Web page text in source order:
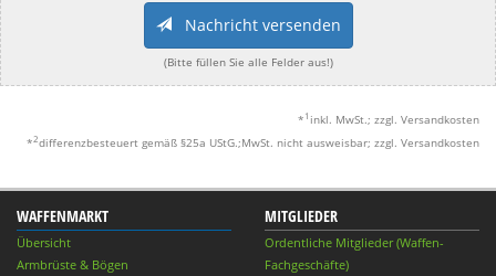
Nachricht versenden
(Bitte füllen Sie alle Felder aus!)
* 1 inkl. MwSt.; zzgl. Versandkosten
*2differenzbesteuert gemäß §25a UStG.;MwSt. nicht ausweisbar; zzgl. Versandkosten
WAFFENMARKT
Übersicht
Armbrüste & Bögen
MITGLIEDER
Ordentliche Mitglieder (Waffen-
Fachgeschäfte)